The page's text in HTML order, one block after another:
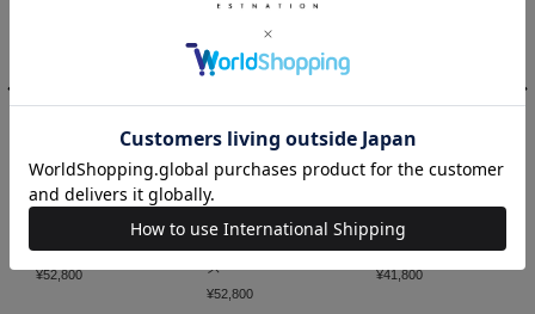
COMOLI 商品一覧
COMOLI
ノースリーブパイ
ルドレス
¥52,800
Mame
Kurogouchi
ズ
¥52,800
ワイドパンツ＜
PERMANENT＞
¥41,800